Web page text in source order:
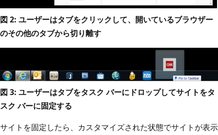
図 2: ユーザーはタブをクリックして、開いているブラウザー
のその他のタブから切り離す
図 3: ユーザーはタブをタスク バーにドロップしてサイトをタ
スク バーに固定する
サイトを固定したら、カスタマイズされた状態でサイトが表示